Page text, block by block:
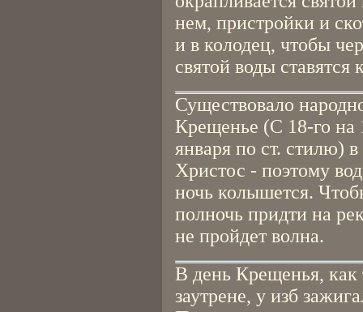
нем, пристройки и
и в колодец, чтобы
святой воды ставятся
Существовало
Крещенье (С 18-го на
января по ст. стилю)
Христос - поэтому
ночь колышется.
полночь придти на
не пройдет волна.
В день Крещенья, как
заутрене, у изб